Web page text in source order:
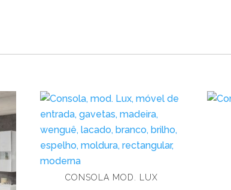
CONSOLA MOD. LUX